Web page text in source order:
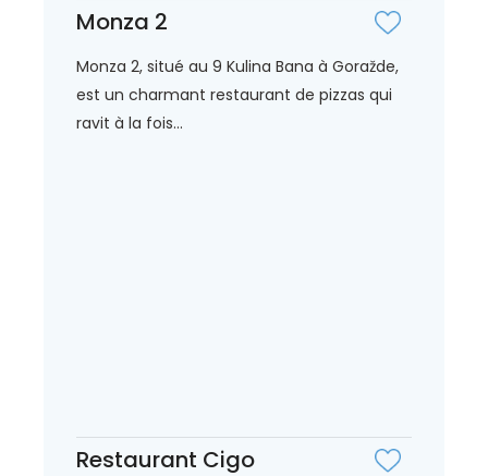
Monza 2
Monza 2, situé au 9 Kulina Bana à Goražde,
est un charmant restaurant de pizzas qui
ravit à la fois...
Restaurant Cigo